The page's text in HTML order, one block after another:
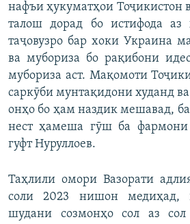
нафъи ҳукуматҳои Тоҷикистон
талош дорад бо истифода
таҷовузро бар хоки Украина
ва мубориза бо рақибони
мубориза аст. Мақомоти
саркӯби мунтақидони худанд
онҳо бо ҳам наздик мешавад,
нест ҳамеша гӯш ба
гуфт Нуруллоев.
Таҳлили омори Вазорати
соли 2023 нишон медиҳад,
шудани созмонҳо сол аз